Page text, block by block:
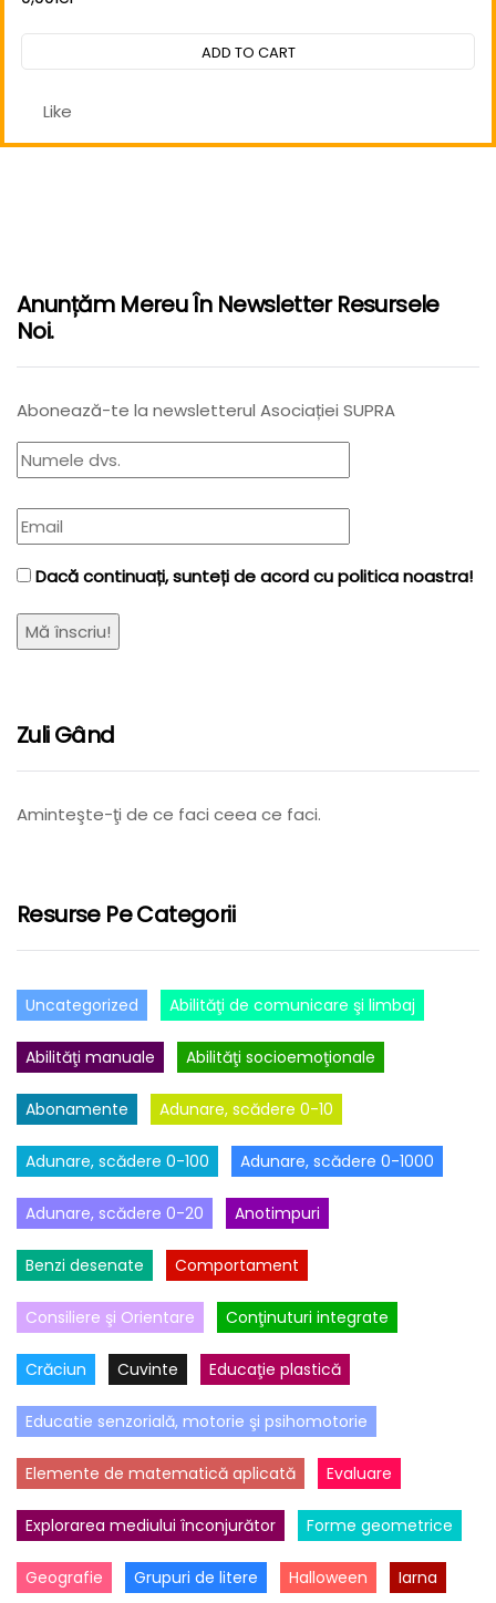
5
ADD TO CART
Like
Anunțăm Mereu În Newsletter Resursele
Noi.
Abonează-te la newsletterul Asociației SUPRA
Dacă continuați, sunteți de acord cu politica noastra!
Zuli Gând
Aminteşte-ţi de ce faci ceea ce faci.
Resurse Pe Categorii
Uncategorized Abilităţi de comunicare şi limbaj
Abilităţi manuale Abilităţi socioemoţionale
Abonamente Adunare, scădere 0-10
Adunare, scădere 0-100 Adunare, scădere 0-1000
Adunare, scădere 0-20 Anotimpuri
Benzi desenate Comportament
Consiliere şi Orientare Conţinuturi integrate
Crăciun Cuvinte Educaţie plastică
Educatie senzorială, motorie şi psihomotorie
Elemente de matematică aplicată Evaluare
Explorarea mediului înconjurător Forme geometrice
Geografie Grupuri de litere Halloween Iarna